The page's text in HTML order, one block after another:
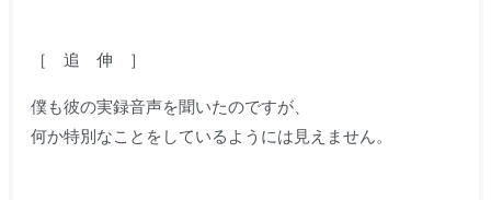
［ 追 伸 ］
僕も彼の実録音声を聞いたのですが、
何か特別なことをしているようには見えません。